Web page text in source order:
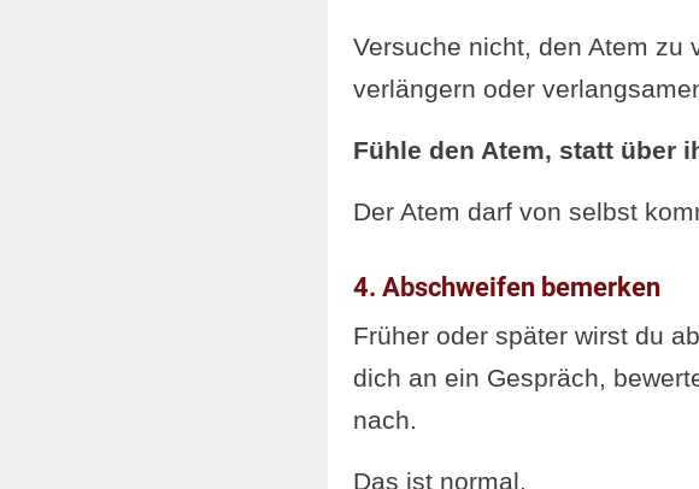
Versuche nicht, den Atem zu
verlängern oder
Fühle den Atem, statt über
Der Atem darf von selbst
4. Abschweifen bemerken
Früher oder später wirst du
dich an ein Gespräch,
nach.
Das ist normal.